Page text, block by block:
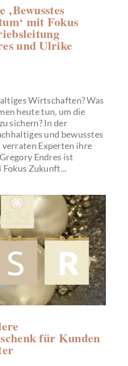
mit Fokus
und Ulrike
Wirtschaften? Was
heute tun, um die
sichern? In der
und bewusstes
verraten Experten ihre
Endres ist
Zukunft...
für Kunden